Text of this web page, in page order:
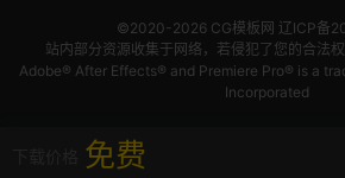
免费
©2020-2026 CG模板网 辽ICP备
站内部分资源收集于网络，若侵犯了您的合法
Adobe® After Effects® and Premiere Pro® is a
Incorporated